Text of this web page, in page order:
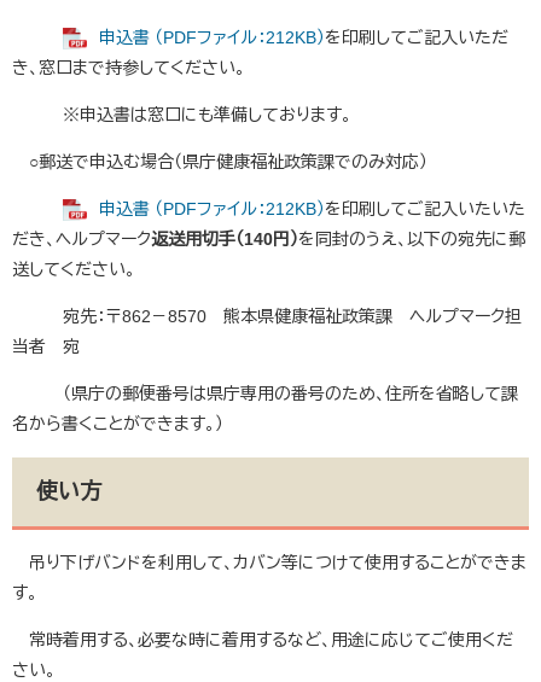
申込書 （PDFファイル：212KB）を印刷してご記入いただ
き、窓口まで持参してください。
※申込書は窓口にも準備しております。
○郵送で申込む場合（県庁健康福祉政策課でのみ対応）
申込書 （PDFファイル：212KB）を印刷してご記入いたいた
だき、ヘルプマーク返送用切手（140円）を同封のうえ、以下の宛先に郵
送してください。
宛先：〒862－8570 熊本県健康福祉政策課 ヘルプマーク担
当者 宛
（県庁の郵便番号は県庁専用の番号のため、住所を省略して課
名から書くことができます。）
使い方
吊り下げバンドを利用して、カバン等につけて使用することができま
す。
常時着用する、必要な時に着用するなど、用途に応じてご使用くだ
さい。